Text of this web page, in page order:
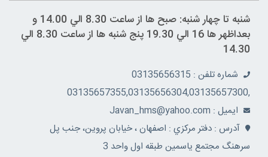
شنبه تا چهار شنبه: صبح ها از ساعت 8.30 الي 14.00 و
بعداظهر ها 16 الي 19.30 پنج شنبه ها از ساعت 8.30 الي
14.30
شماره تلفن : 03135656315
,03135657355,03135656304,03135657300
ايميل : Javan_hms@yahoo.com
آدرس : دفتر مرکزي : اصفهان ، خيابان پروين، جنب پل
سرهنگ مجتمع ياسمين طبقه اول واحد 3